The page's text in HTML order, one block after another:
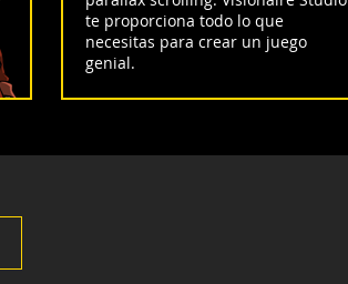
te proporciona todo lo que
necesitas para crear un juego
genial.